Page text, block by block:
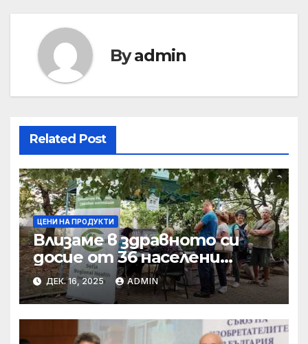
Byadmin
Related Post
ЦЕНИ НА ПРОДУКТИ
Влизаме в здравното си
досие от 36 населени
места • МЗ
ДЕК. 16, 2025 ADMIN